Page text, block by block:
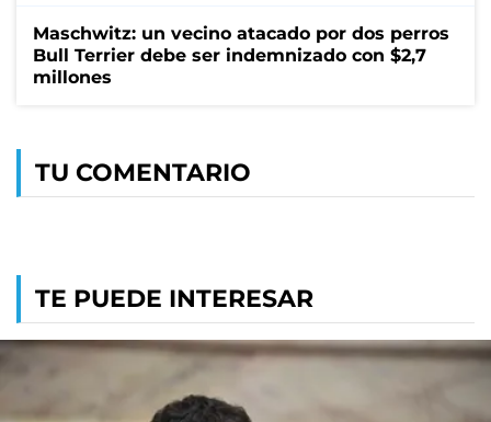
Maschwitz: un vecino atacado por dos perros
Bull Terrier debe ser indemnizado con $2,7
millones
TU COMENTARIO
TE PUEDE INTERESAR